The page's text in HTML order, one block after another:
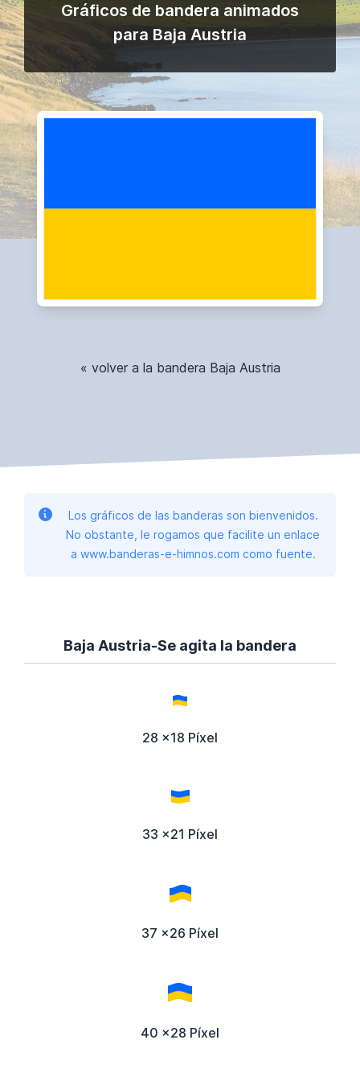
Gráficos de bandera animados
para Baja Austria
« volver a la bandera Baja Austria
Los gráficos de las banderas son bienvenidos.
No obstante, le rogamos que facilite un enlace
a www.banderas-e-himnos.com como fuente.
Baja Austria-Se agita la bandera
28 x18 Píxel
33 x21 Píxel
37 x26 Píxel
40 x28 Píxel